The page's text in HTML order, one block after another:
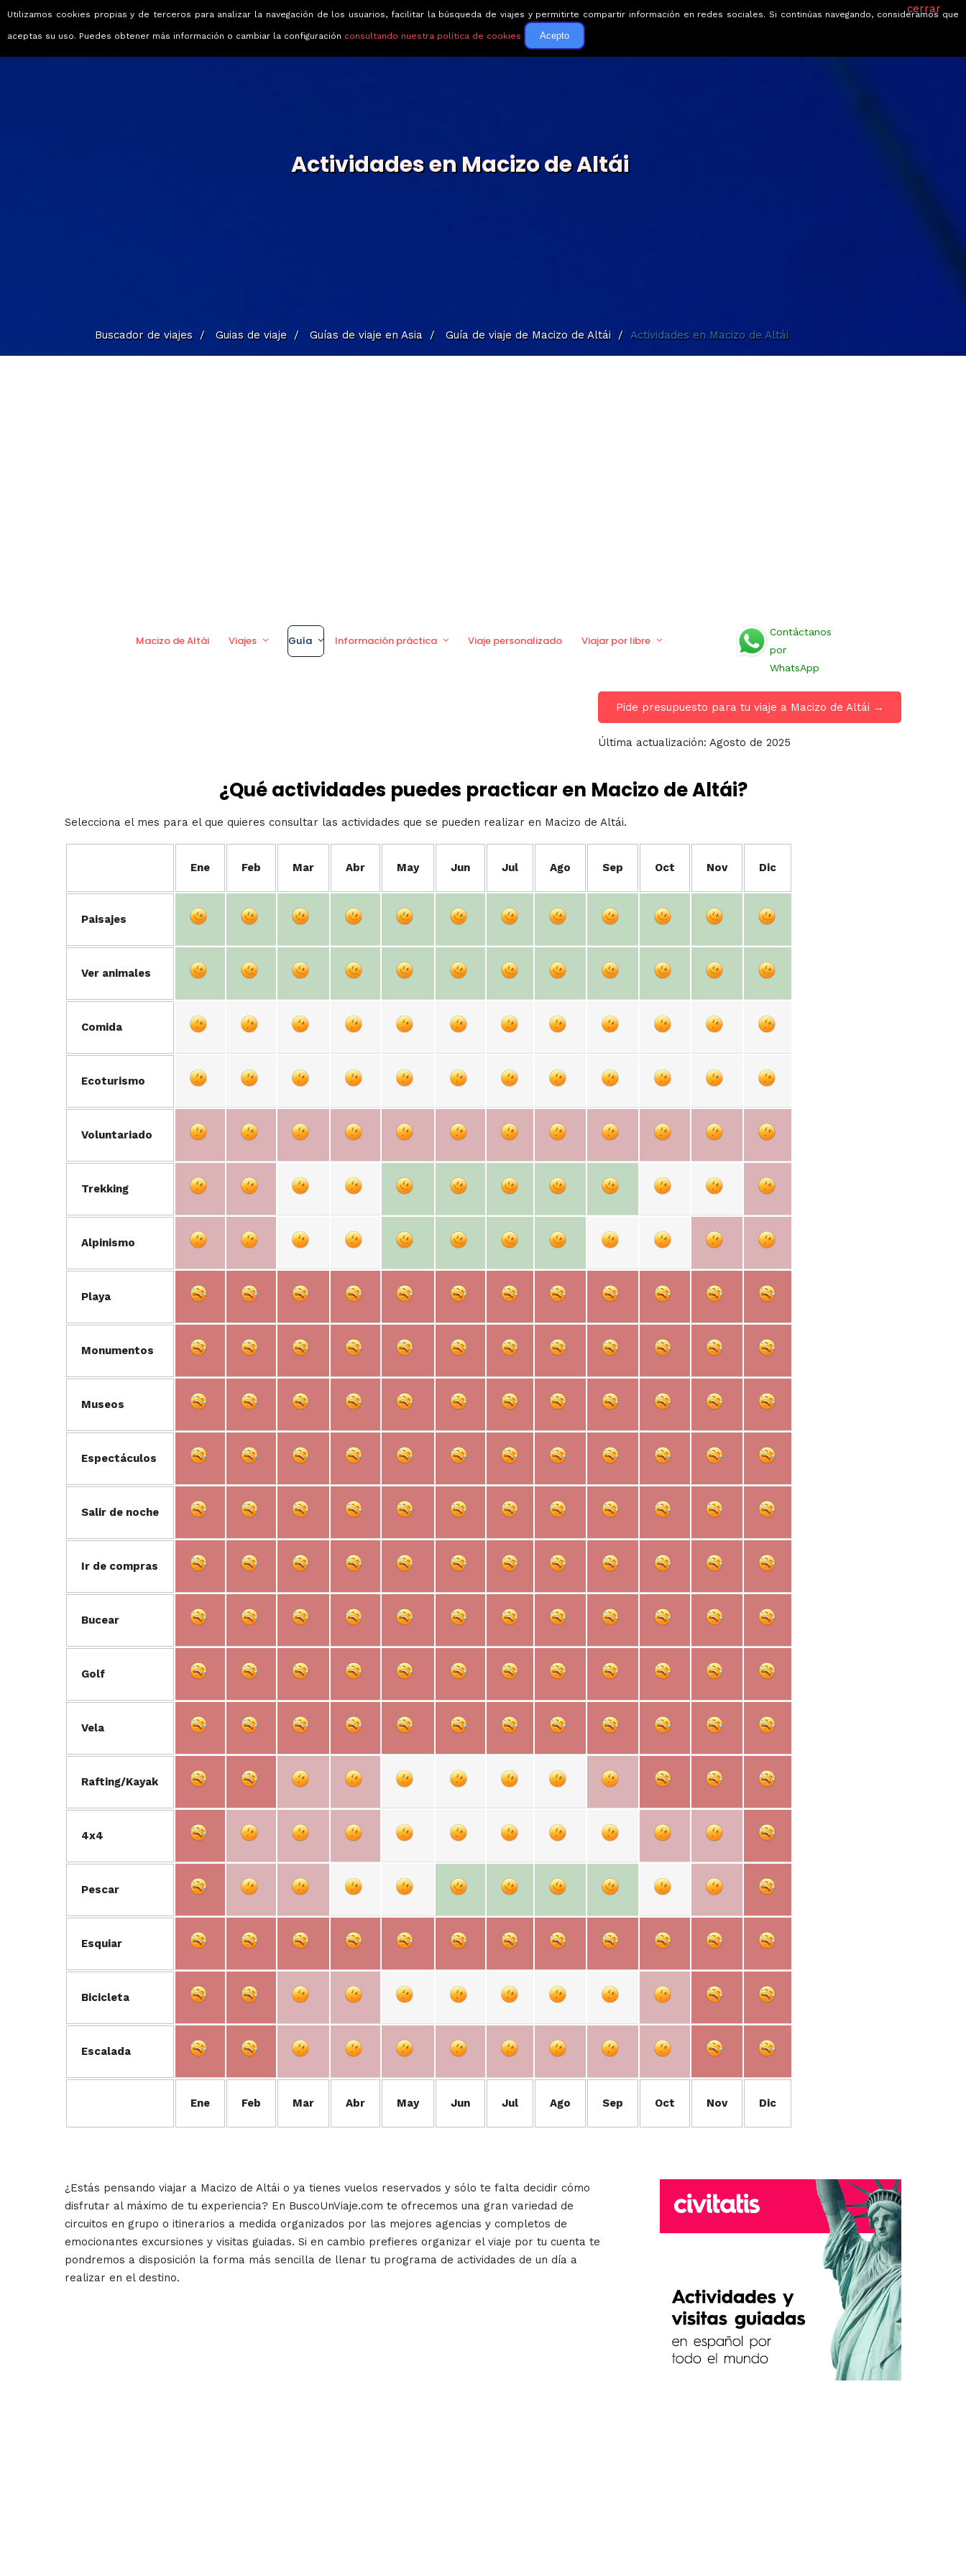
Viajes que emocionan
Circuitos
Actividades en Macizo de Altái
Buscador de viajes / Guias de viaje / Guías de viaje en Asia / Guía de viaje de Macizo de Altái / Actividades en Macizo de Altái
Macizo de Altái Viajes Guía Información práctica Viaje personalizado Viajar por libre
Contáctanos
por
WhatsApp
Pide presupuesto para tu viaje a Macizo de Altái →
Última actualización: Agosto de 2025
¿Qué actividades puedes practicar en Macizo de Altái?
Selecciona el mes para el que quieres consultar las actividades que se pueden realizar en Macizo de Altái.
Ene Feb Mar Abr May Jun Jul Ago Sep Oct Nov Dic
Paisajes
Ver animales
Comida
Ecoturismo
Voluntariado
Trekking
Alpinismo
Playa
Monumentos
Museos
Espectáculos
Salir de noche
Ir de compras
Bucear
Golf
Vela
Rafting/Kayak
4x4
Pescar
Esquiar
Bicicleta
Escalada
Ene Feb Mar Abr May Jun Jul Ago Sep Oct Nov Dic
¿Estás pensando viajar a Macizo de Altái o ya tienes vuelos reservados y sólo te falta decidir cómo
disfrutar al máximo de tu experiencia? En BuscoUnViaje.com te ofrecemos una gran variedad de
circuitos en grupo o itinerarios a medida organizados por las mejores agencias y completos de
emocionantes excursiones y visitas guiadas. Si en cambio prefieres organizar el viaje por tu cuenta te
pondremos a disposición la forma más sencilla de llenar tu programa de actividades de un día a
realizar en el destino.
cerrar
Utilizamos cookies propias y de terceros para analizar la navegación de los usuarios, facilitar la búsqueda de viajes y permitirte compartir información en redes sociales. Si continúas navegando, consideramos que
aceptas su uso. Puedes obtener más información o cambiar la configuración consultando nuestra política de cookies Acepto